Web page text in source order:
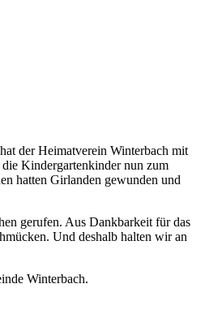
der Heimatverein Winterbach mit
Kindergartenkinder nun zum
hatten Girlanden gewunden und
gerufen. Aus Dankbarkeit für das
Und deshalb halten wir an
Winterbach.